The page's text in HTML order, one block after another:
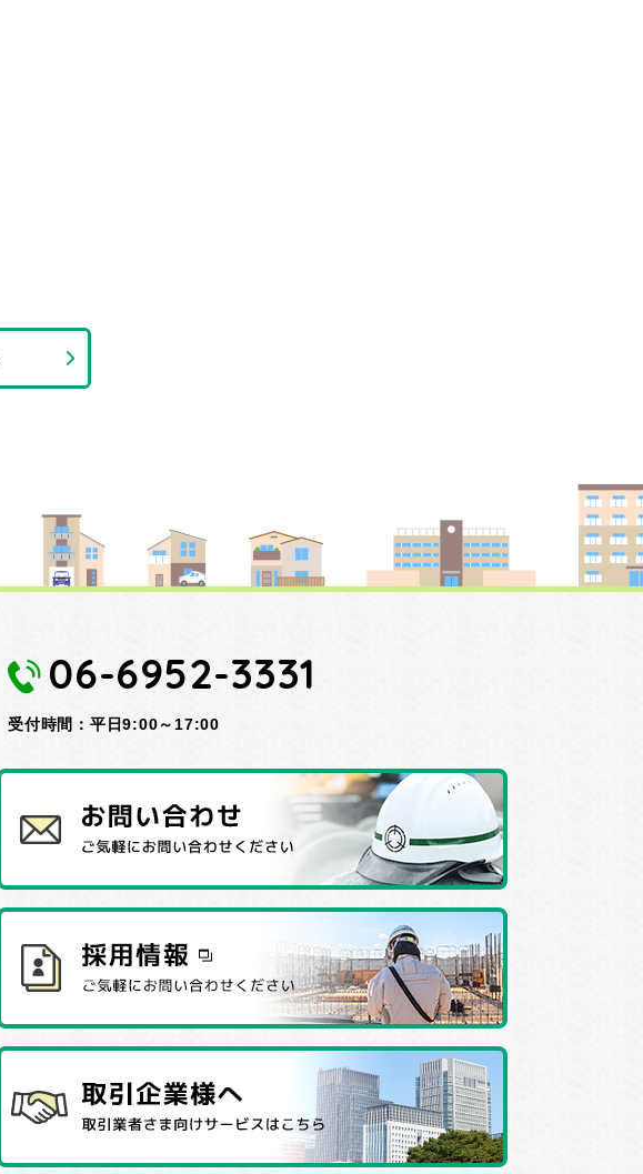
06-6952-3331
受付時間：平日9:00～17:00